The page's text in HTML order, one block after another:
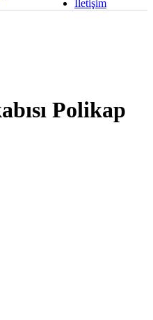
İletişim
Polikap